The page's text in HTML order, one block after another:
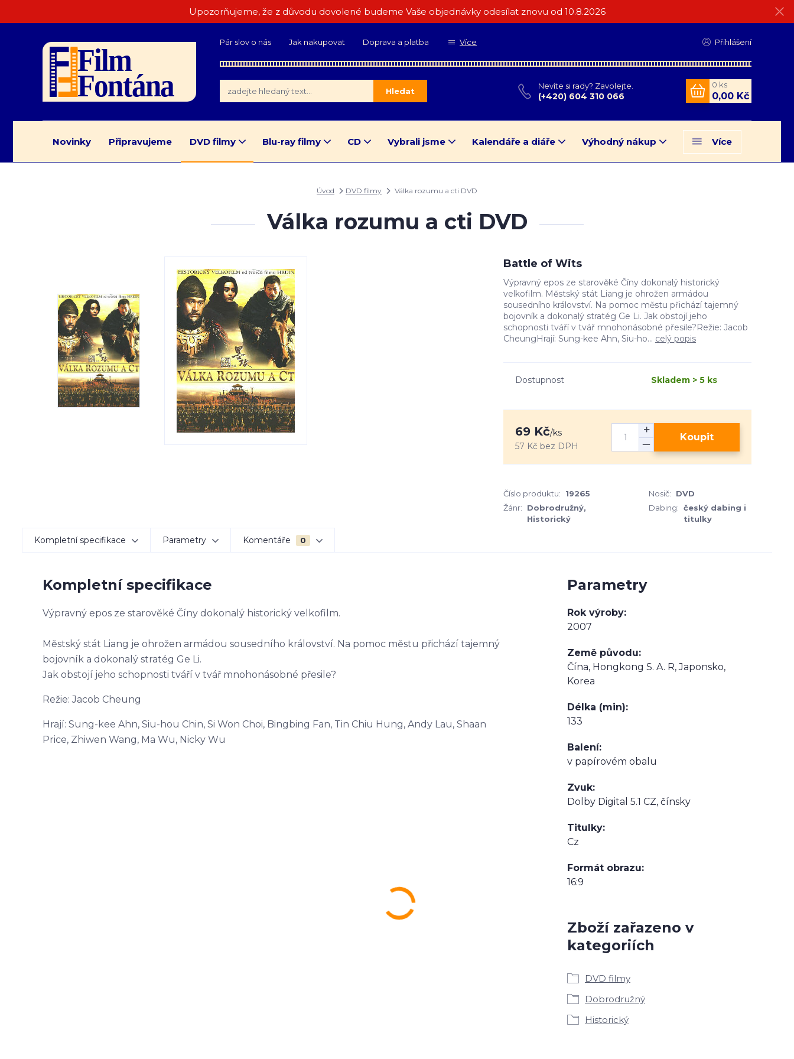
Upozorňujeme, že z důvodu dovolené budeme Vaše objednávky odesílat znovu od 10.8.2026
Pár slov o nás Jak nakupovat Doprava a platba Více Přihlášení
Hledat
Nevíte si rady? Zavolejte.
(+420) 604 310 066
0 ks
0,00 Kč
Novinky Připravujeme DVD filmy Blu-ray filmy CD Vybrali jsme Kalendáře a diáře Výhodný nákup Více
Úvod DVD filmy Válka rozumu a cti DVD
Válka rozumu a cti DVD
Battle of Wits
Výpravný epos ze starověké Číny dokonalý historický
velkofilm. Městský stát Liang je ohrožen armádou
sousedního království. Na pomoc městu přichází tajemný
bojovník a dokonalý stratég Ge Li. Jak obstojí jeho
schopnosti tváří v tvář mnohonásobné přesile?Režie: Jacob
CheungHrají: Sung-kee Ahn, Siu-ho... celý popis
Dostupnost Skladem > 5 ks
69 Kč/ks
57 Kč bez DPH
Koupit
Číslo produktu: 19265 Nosič:
DVD
Žánr:
Dobrodružný,
Historický
Dabing: český dabing i
titulky
Kompletní specifikace Parametry Komentáře 0
Kompletní specifikace
Výpravný epos ze starověké Číny dokonalý historický velkofilm.
Městský stát Liang je ohrožen armádou sousedního království. Na pomoc městu přichází tajemný
bojovník a dokonalý stratég Ge Li.
Jak obstojí jeho schopnosti tváří v tvář mnohonásobné přesile?
Režie: Jacob Cheung
Hrají: Sung-kee Ahn, Siu-hou Chin, Si Won Choi, Bingbing Fan, Tin Chiu Hung, Andy Lau, Shaan
Price, Zhiwen Wang, Ma Wu, Nicky Wu
Parametry
Rok výroby
2007
Země původu
Čína, Hongkong S. A. R, Japonsko,
Korea
Délka (min)
133
Balení
v papírovém obalu
Zvuk
Dolby Digital 5.1 CZ, čínsky
Titulky
Cz
Formát obrazu
16:9
Zboží zařazeno v
kategoriích
DVD filmy
Dobrodružný
Historický